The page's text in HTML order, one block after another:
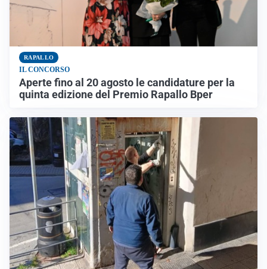
RAPALLO
IL CONCORSO
Aperte fino al 20 agosto le candidature per la
quinta edizione del Premio Rapallo Bper